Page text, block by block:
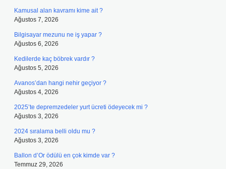
Kamusal alan kavramı kime ait ?
Ağustos 7, 2026
Bilgisayar mezunu ne iş yapar ?
Ağustos 6, 2026
Kedilerde kaç böbrek vardır ?
Ağustos 5, 2026
Avanos’dan hangi nehir geçiyor ?
Ağustos 4, 2026
2025’te depremzedeler yurt ücreti ödeyecek mi ?
Ağustos 3, 2026
2024 sıralama belli oldu mu ?
Ağustos 3, 2026
Ballon d’Or ödülü en çok kimde var ?
Temmuz 29, 2026